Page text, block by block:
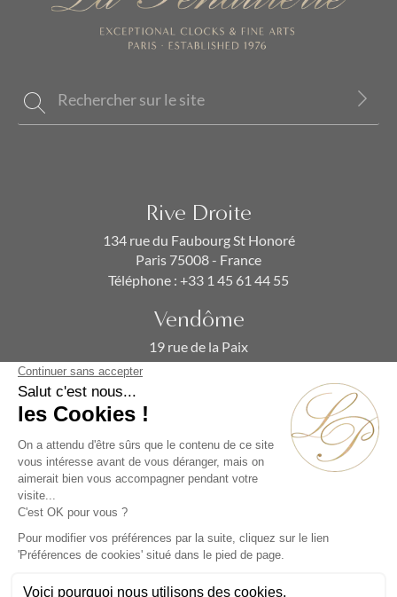
Rive Droite
134 rue du Faubourg St Honoré
Paris 75008 - France
Téléphone : +33 1 45 61 44 55
Vendôme
19 rue de la Paix
Paris 75002 - France
Téléphone :
ABONNEZ-VOUS À NOTRE NEWSLETTER
Alternative: